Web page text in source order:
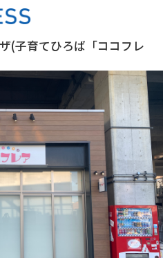
(子育てひろば「ココフレ